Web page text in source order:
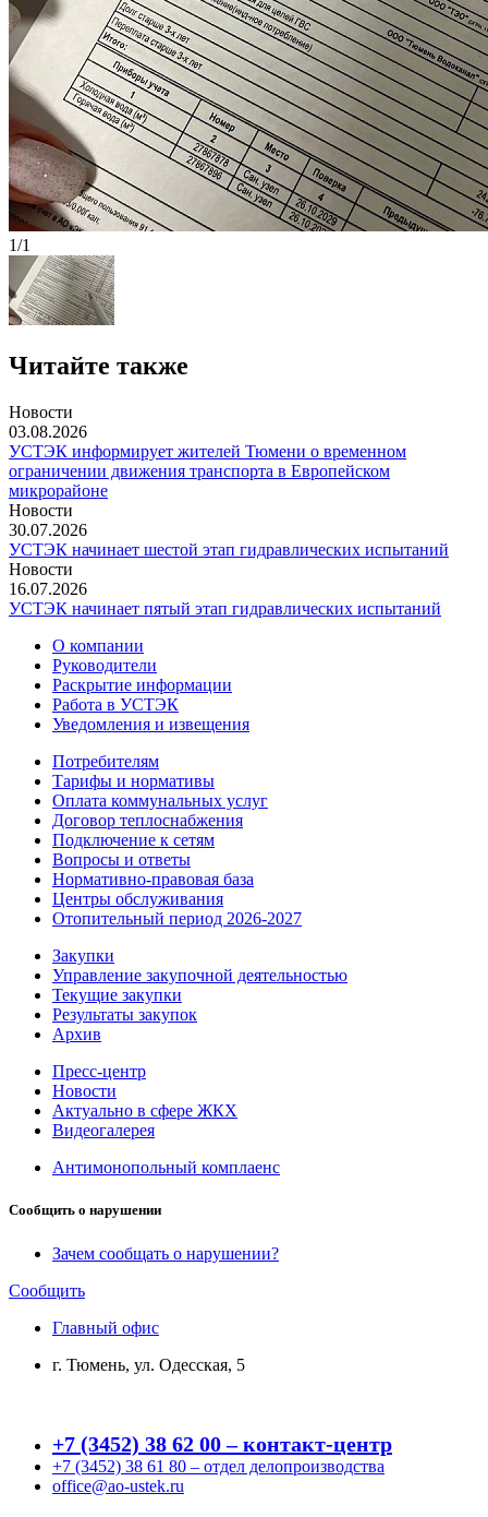
1/1
Читайте также
Новости
03.08.2026
УСТЭК информирует жителей Тюмени о временном
ограничении движения транспорта в Европейском
микрорайоне
Новости
30.07.2026
УСТЭК начинает шестой этап гидравлических испытаний
Новости
16.07.2026
УСТЭК начинает пятый этап гидравлических испытаний
О компании
Руководители
Раскрытие информации
Работа в УСТЭК
Уведомления и извещения
Потребителям
Тарифы и нормативы
Оплата коммунальных услуг
Договор теплоснабжения
Подключение к сетям
Вопросы и ответы
Нормативно-правовая база
Центры обслуживания
Отопительный период 2026-2027
Закупки
Управление закупочной деятельностью
Текущие закупки
Результаты закупок
Архив
Пресс-центр
Новости
Актуально в сфере ЖКХ
Видеогалерея
Антимонопольный комплаенс
Сообщить о нарушении
Зачем сообщать о нарушении?
Сообщить
Главный офис
г. Тюмень, ул. Одесская, 5
+7 (3452) 38 62 00 – контакт-центр
+7 (3452) 38 61 80 – отдел делопроизводства
office@ao-ustek.ru